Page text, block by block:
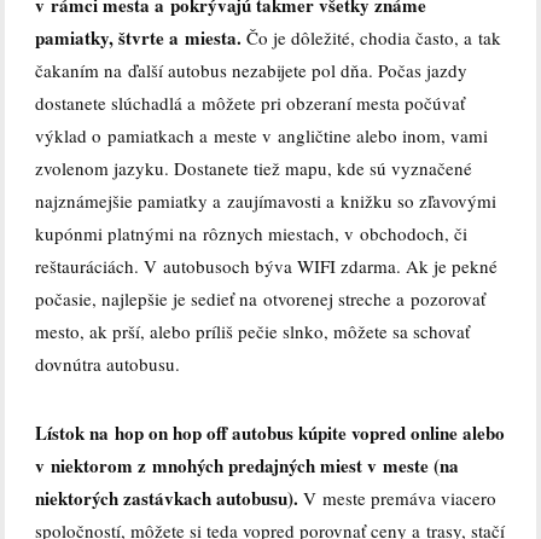
pamiatky, štvrte a miesta. Čo je dôležité, chodia často, a tak
čakaním na ďalší autobus nezabijete pol dňa. Počas jazdy
dostanete slúchadlá a môžete pri obzeraní mesta počúvať
výklad o pamiatkach a meste v angličtine alebo inom, vami
zvolenom jazyku. Dostanete tiež mapu, kde sú vyznačené
najznámejšie pamiatky a zaujímavosti a knižku so zľavovými
kupónmi platnými na rôznych miestach, v obchodoch, či
reštauráciách. V autobusoch býva WIFI zdarma. Ak je pekné
počasie, najlepšie je sedieť na otvorenej streche a pozorovať
mesto, ak prší, alebo príliš pečie slnko, môžete sa schovať
dovnútra autobusu.
Lístok na hop on hop off autobus kúpite vopred online alebo
v niektorom z mnohých predajných miest v meste (na
niektorých zastávkach autobusu). V meste premáva viacero
spoločností, môžete si teda vopred porovnať ceny a trasy, stačí